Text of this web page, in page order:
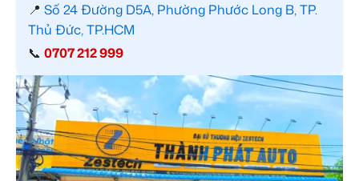
📍 Số 24 Đường D5A, Phường Phước Long B, TP.
Thủ Đức, TP.HCM
📞 0707 212 999